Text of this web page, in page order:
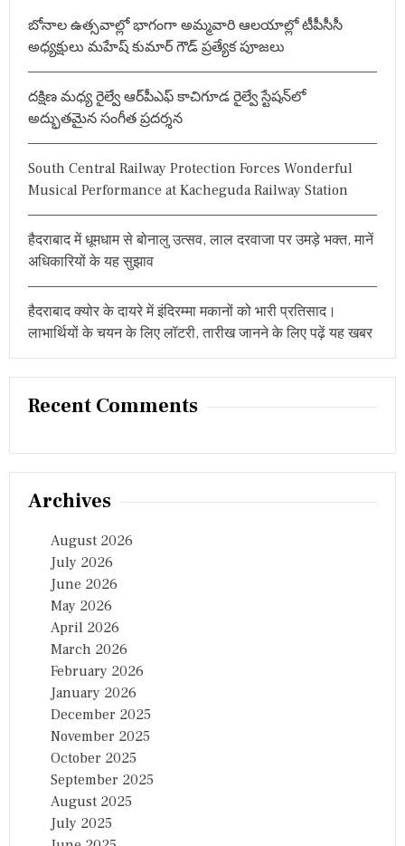
क
गो
व
आ
ल
బోనాల ఉత్సవాల్లో భాగంగా అమ్మవారి ఆలయాల్లో టీపీసీసీ
అధ్యక్షులు మహేష్ కుమార్ గౌడ్ ప్రత్యేక పూజలు
దక్షిణ మధ్య రైల్వే ఆర్‌పీఎఫ్ కాచిగూడ రైల్వే స్టేషన్‌లో
అద్భుతమైన సంగీత ప్రదర్శన
South Central Railway Protection Forces Wonderful
Musical Performance at Kacheguda Railway Station
हैदराबाद में धूमधाम से बोनालु उत्सव, लाल दरवाजा पर उमड़े भक्त, मानें
अधिकारियों के यह सुझाव
हैदराबाद क्योर के दायरे में इंदिरम्मा मकानों को भारी प्रतिसाद।
लाभार्थियों के चयन के लिए लॉटरी, तारीख जानने के लिए पढ़ें यह खबर
Recent Comments
Archives
August 2026
July 2026
June 2026
May 2026
April 2026
March 2026
February 2026
January 2026
December 2025
November 2025
October 2025
September 2025
August 2025
July 2025